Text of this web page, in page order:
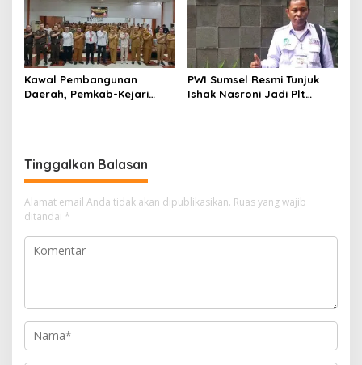
Kawal Pembangunan
Daerah, Pemkab-Kejari
PWI Sumsel Resmi Tunjuk
Ishak Nasroni Jadi Plt
Tinggalkan Balasan
Alamat email Anda tidak akan dipublikasikan. Ruas yang wajib
ditandai *